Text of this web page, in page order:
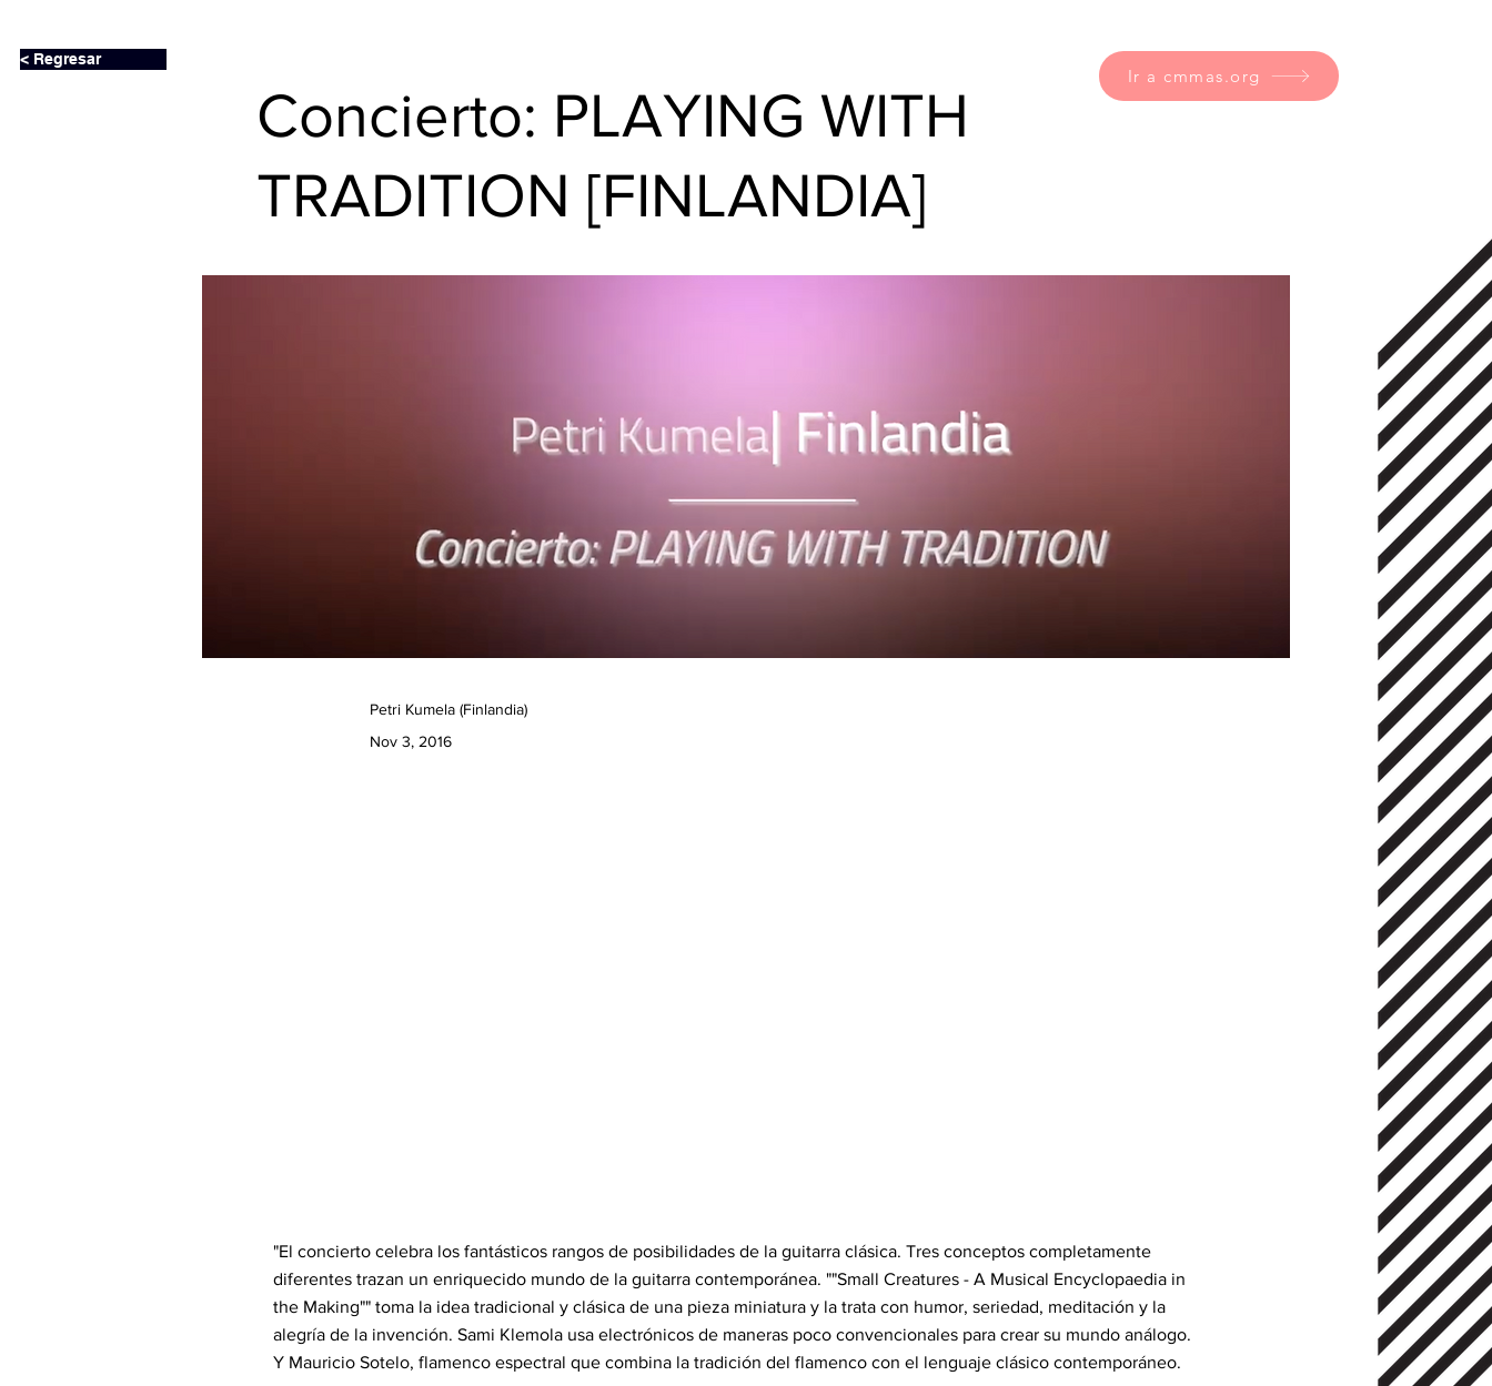
Ir a cmmas.org
< Regresar
Concierto: PLAYING WITH
TRADITION [FINLANDIA]
Petri Kumela (Finlandia)
Nov 3, 2016
"El concierto celebra los fantásticos rangos de posibilidades de la guitarra clásica. Tres conceptos completamente
diferentes trazan un enriquecido mundo de la guitarra contemporánea. ""Small Creatures - A Musical Encyclopaedia in
the Making"" toma la idea tradicional y clásica de una pieza miniatura y la trata con humor, seriedad, meditación y la
alegría de la invención. Sami Klemola usa electrónicos de maneras poco convencionales para crear su mundo análogo.
Y Mauricio Sotelo, flamenco espectral que combina la tradición del flamenco con el lenguaje clásico contemporáneo.